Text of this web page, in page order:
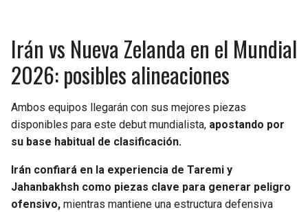
Irán vs Nueva Zelanda en el Mundial
2026: posibles alineaciones
Ambos equipos llegarán con sus mejores piezas
disponibles para este debut mundialista, apostando por
su base habitual de clasificación.
Irán confiará en la experiencia de Taremi y
Jahanbakhsh como piezas clave para generar peligro
ofensivo, mientras mantiene una estructura defensiva